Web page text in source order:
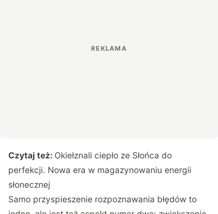
Czytaj też: Okiełznali ciepło ze Słońca do
perfekcji. Nowa era w magazynowaniu energii
słonecznej
Samo przyspieszenie rozpoznawania błędów to